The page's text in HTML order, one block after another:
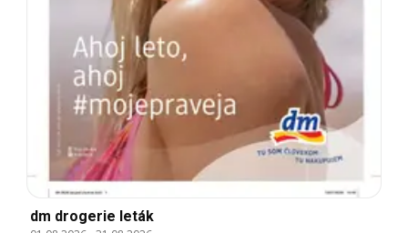
dm drogerie leták